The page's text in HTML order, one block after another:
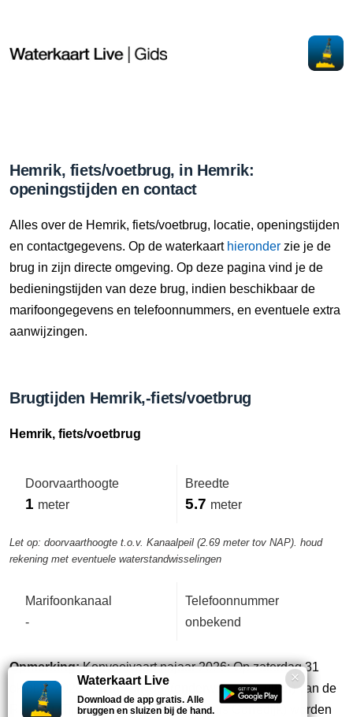
Hemrik, fiets/voetbrug, in Hemrik:
openingstijden en contact
Alles over de Hemrik, fiets/voetbrug, locatie, openingstijden
en contactgegevens. Op de waterkaart hieronder zie je de
brug in zijn directe omgeving. Op deze pagina vind je de
bedieningstijden van deze brug, indien beschikbaar de
marifoongegevens en telefoonnummers, en eventuele extra
aanwijzingen.
Brugtijden Hemrik,-fiets/voetbrug
Hemrik, fiets/voetbrug
Doorvaarthoogte
1 meter
Breedte
5.7 meter
Let op: doorvaarthoogte t.o.v. Kanaalpeil (2.69 meter tov NAP). houd
rekening met eventuele waterstandwisselingen
Marifoonkanaal
-
Telefoonnummer
onbekend
Opmerking:Konvooivaart najaar 2026: Op zaterdag 31
oktober 2026 kan in konvooi (onderweg aansluiten) van de
Rolbrug (Tijnje) naar Gorredijk (tot sluis Gorredijk) worden
Waterkaart Live
Download de app gratis. Alle
bruggen en sluizen bij de hand.